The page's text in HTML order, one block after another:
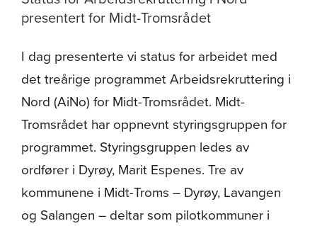
presentert for Midt-Tromsrådet
I dag presenterte vi status for arbeidet med
det treårige programmet Arbeidsrekruttering i
Nord (AiNo) for Midt-Tromsrådet. Midt-
Tromsrådet har oppnevnt styringsgruppen for
programmet. Styringsgruppen ledes av
ordfører i Dyrøy, Marit Espenes. Tre av
kommunene i Midt-Troms – Dyrøy, Lavangen
og Salangen – deltar som pilotkommuner i